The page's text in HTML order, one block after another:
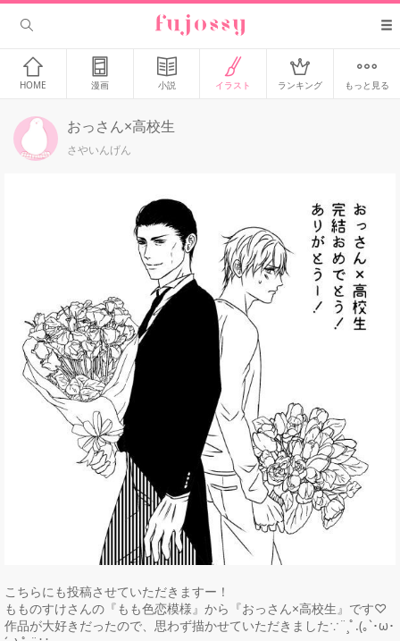
HOME 漫画 小説 イラスト ランキング もっと見る
おっさん×高校生
さやいんげん
こちらにも投稿させていただきますー！
もものすけさんの『もも色恋模様』から『おっさん×高校生』です♡
作品が大好きだったので、思わず描かせていただきました∵¨¸ﾟ.(｡`･ω･